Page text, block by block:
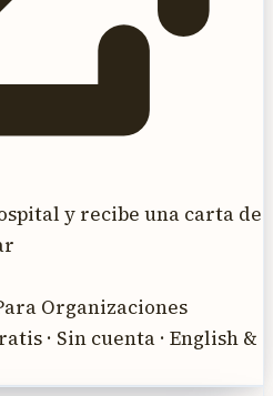
y recibe una carta de
Organizaciones
· Sin cuenta · English &